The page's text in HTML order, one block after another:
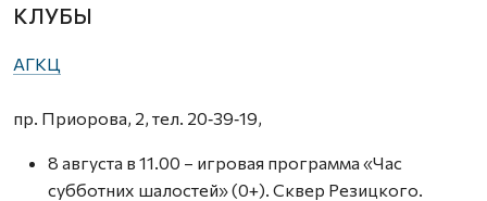
КЛУБЫ
АГКЦ
пр. Приорова, 2, тел. 20‑39‑19,
8 августа в 11.00 – игровая программа «Час
субботних шалостей» (0+). Сквер Резицкого.